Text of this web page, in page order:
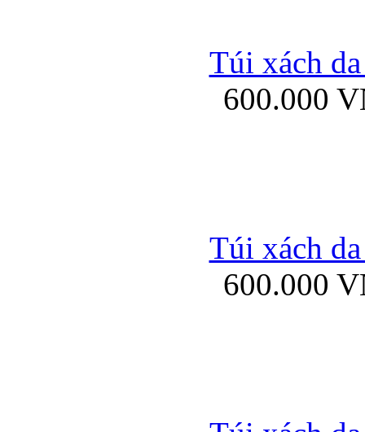
Bao da iPhone 5
Túi xách
600.000
Túi xách
600.000